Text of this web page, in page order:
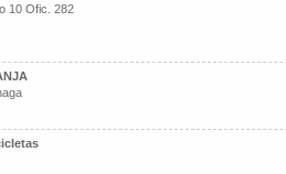
10 Ofic. 282